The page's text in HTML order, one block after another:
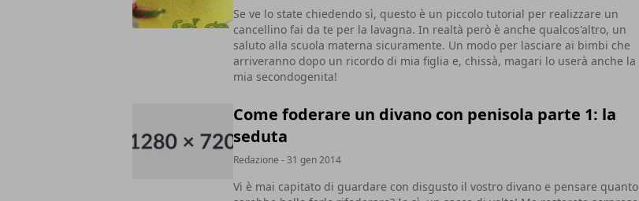
Se ve lo state chiedendo sì, questo è un piccolo tutorial per realizzare un
cancellino fai da te per la lavagna. In realtà però è anche qualcos'altro, un
saluto alla scuola materna sicuramente. Un modo per lasciare ai bimbi che
arriveranno dopo un ricordo di mia figlia e, chissà, magari lo userà anche la
mia secondogenita!
Come foderare un divano con penisola parte 1: la
seduta
Redazione - 31 gen 2014
Vi è mai capitato di guardare con disgusto il vostro divano e pensare quanto